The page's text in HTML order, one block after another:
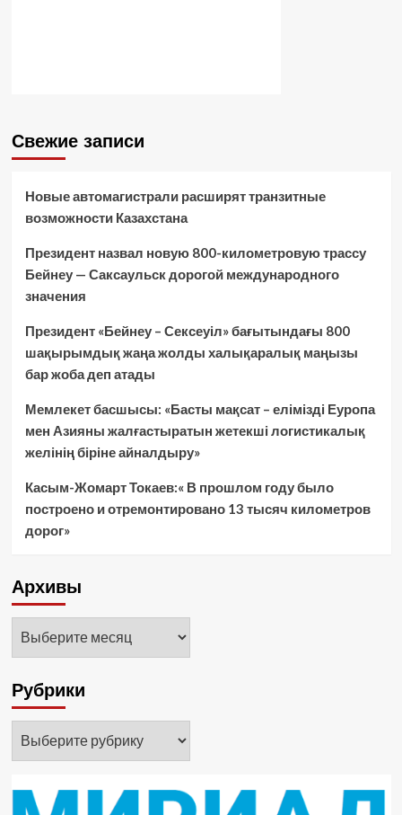
Свежие записи
Новые автомагистрали расширят транзитные
возможности Казахстана
Президент назвал новую 800-километровую трассу
Бейнеу — Саксаульск дорогой международного
значения
Президент «Бейнеу – Сексеуіл» бағытындағы 800
шақырымдық жаңа жолды халықаралық маңызы
бар жоба деп атады
Мемлекет басшысы: «Басты мақсат – елімізді Еуропа
мен Азияны жалғастыратын жетекші логистикалық
желінің біріне айналдыру»
Касым-Жомарт Токаев:« В прошлом году было
построено и отремонтировано 13 тысяч километров
дорог»
Архивы
Архивы
Рубрики
Рубрики